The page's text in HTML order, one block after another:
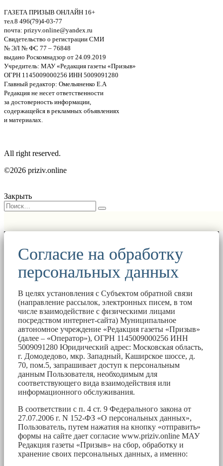
ГАЗЕТА ПРИЗЫВ ОНЛАЙН 16+
тел.8 496(79)4-03-77
почта: prizyv.online@yandex.ru
Свидетельство о регистрации СМИ
№ ЭЛ № ФС 77 – 76848
выдано Роскомнадзор от 24.09.2019
Учредитель: МАУ «Редакция газеты «Призыв»
ОГРН 1145009000256 ИНН 5009091280
Главный редактор: Омельяненко Е.А
Редакция не несет ответственности
за достоверность информации,
содержащейся в рекламных объявлениях
и материалах.
All right reserved.
©2026 priziv.online
Закрыть
Согласие на обработку
персональных данных
В целях установления с Субъектом обратной связи
(направление рассылок, электронных писем, в том
числе взаимодействие с физическими лицами
посредством интернет-сайта) Муниципальное
автономное учреждение «Редакция газеты «Призыв»
(далее – «Оператор»), ОГРН 1145009000256 ИНН
5009091280 Юридический адрес: Московская область,
г. Домодедово, мкр. Западный, Каширское шоссе, д.
70, пом.5, запрашивает доступ к персональным
данным Пользователя, необходимым для
соответствующего вида взаимодействия или
информационного обслуживания.
В соответствии с п. 4 ст. 9 Федерального закона от
27.07.2006 г. N 152-ФЗ «О персональных данных»,
Пользователь, путем нажатия на кнопку «отправить»
формы на сайте дает согласие www.priziv.online МАУ
Редакция газеты «Призыв» на сбор, обработку и
хранение своих персональных данных, а именно: